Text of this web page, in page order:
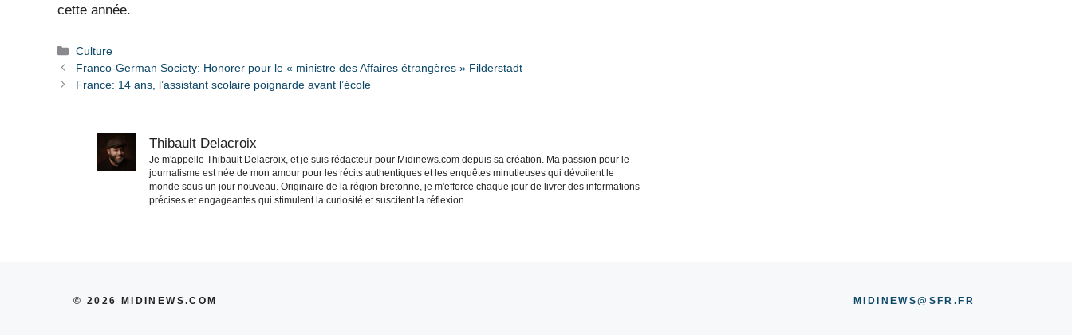
cette année.
Catégories
Culture
Franco-German Society: Honorer pour le « ministre des Affaires étrangères » Filderstadt
France: 14 ans, l’assistant scolaire poignarde avant l’école
Thibault Delacroix
Je m'appelle Thibault Delacroix, et je suis rédacteur pour Midinews.com depuis sa création. Ma passion pour le
journalisme est née de mon amour pour les récits authentiques et les enquêtes minutieuses qui dévoilent le
monde sous un jour nouveau. Originaire de la région bretonne, je m'efforce chaque jour de livrer des informations
précises et engageantes qui stimulent la curiosité et suscitent la réflexion.
© 2026 MIDINEWS.COM MIDINEWS@SFR.FR